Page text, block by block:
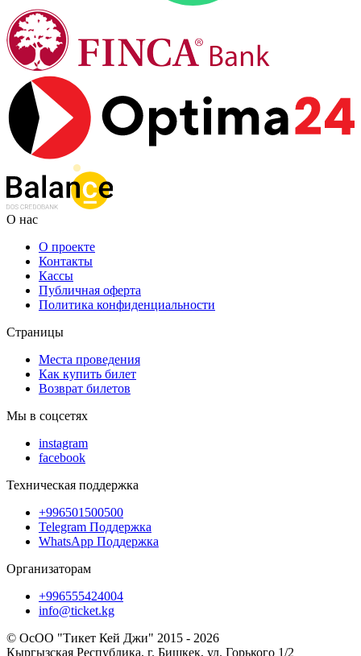
О нас
О проекте
Контакты
Кассы
Публичная оферта
Политика конфиденциальности
Страницы
Места проведения
Как купить билет
Возврат билетов
Мы в соцсетях
instagram
facebook
Техническая поддержка
+996501500500
Telegram Поддержка
WhatsApp Поддержка
Организаторам
+996555424004
info@ticket.kg
© ОсОО "Тикет Кей Джи" 2015 - 2026
Кыргызская Республика, г. Бишкек, ул. Горького 1/2